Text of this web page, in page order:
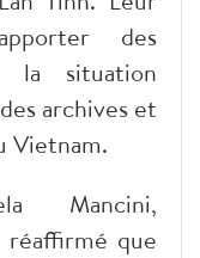
des
la situation
archives et
Vietnam.
Mancini,
réaffirmé que